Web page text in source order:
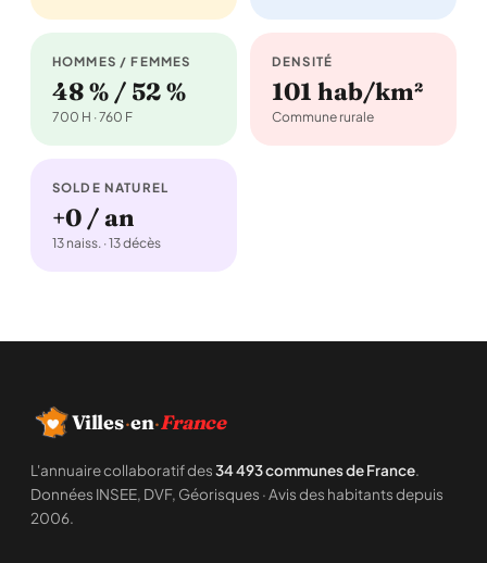
HOMMES / FEMMES
48 % / 52 %
700 H · 760 F
DENSITÉ
101 hab/km²
Commune rurale
SOLDE NATUREL
+0 / an
13 naiss. · 13 décès
Villes·en·France
L'annuaire collaboratif des34 493 communes de France.
Données INSEE, DVF, Géorisques · Avis des habitants depuis
2006.